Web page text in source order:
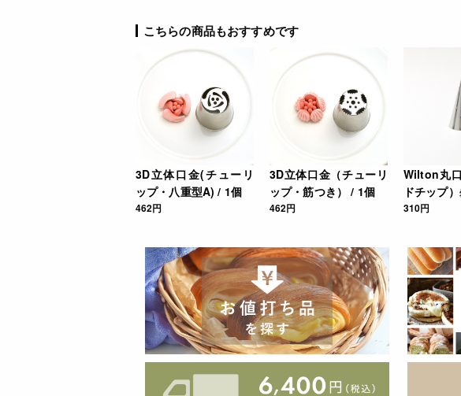
こちらの商品もおすすめです
3D立体口金(チューリ
ップ・八重型A) / 1個
462円
3D立体口金（チューリ
ップ・筋つき） / 1個
462円
Wilton丸
ドチップ
310円